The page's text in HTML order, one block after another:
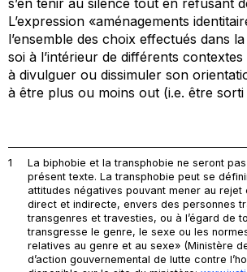
s’en tenir au silence tout en refusant
L’expression «aménagements
l’ensemble des choix effectués dans
soi à l’intérieur de différents
à divulguer ou dissimuler son
à être plus ou moins out (i.e. être
1
La biphobie et la transphobie ne seront
présent texte. La transphobie peut se
attitudes négatives pouvant mener au rejet
direct et indirecte, envers des personnes
transgenres et travesties, ou à l’égard de
transgresse le genre, le sexe ou les
relatives au genre et au sexe» (Ministère
d’action gouvernemental de lutte contre